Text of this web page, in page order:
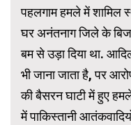
पहलगाम हमले में शामिल
घर अनंतनाग जिले के
बम से उड़ा दिया था.
भी जाना जाता है, पर
की बैसरन घाटी में हुए
में पाकिस्तानी